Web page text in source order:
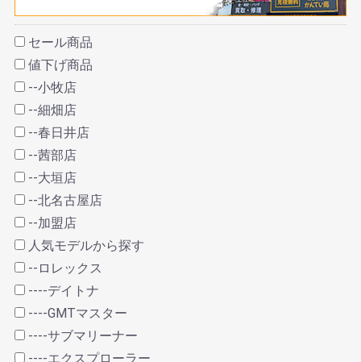
セール商品
値下げ商品
--小牧店
--細畑店
--春日井店
--茜部店
--大垣店
--北名古屋店
--加盟店
人気モデルから探す
--ロレックス
----デイトナ
----GMTマスター
----サブマリーナー
----エクスプローラー